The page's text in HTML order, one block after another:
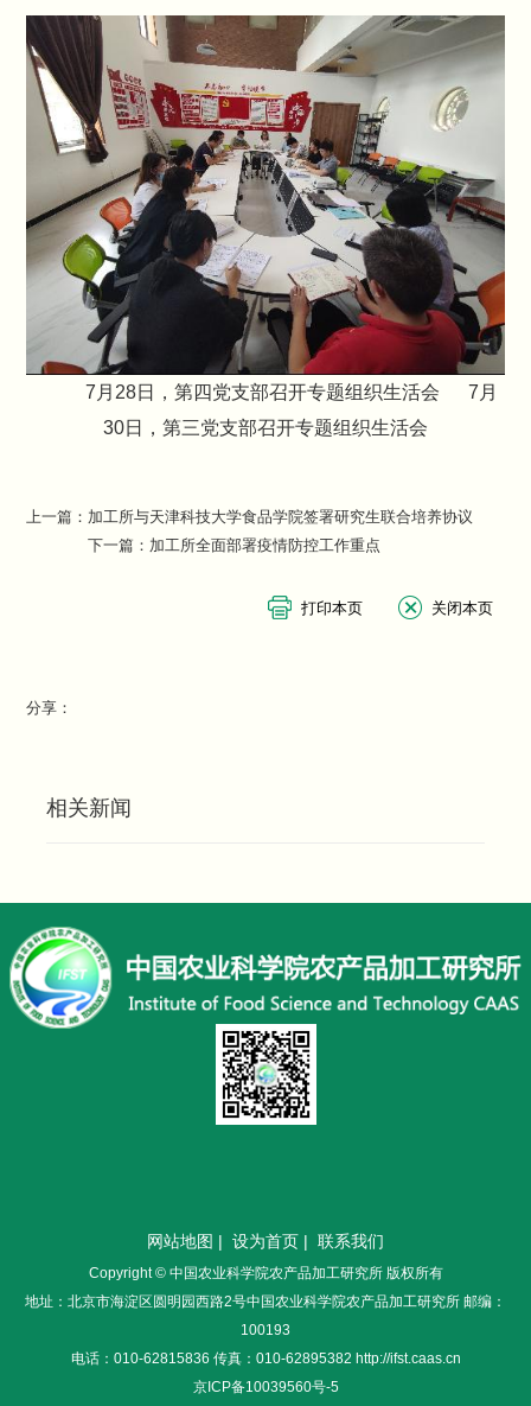
7月28日，第四党支部召开专题组织生活会 7月
30日，第三党支部召开专题组织生活会
上一篇： 加工所与天津科技大学食品学院签署研究生联合培养协议
下一篇： 加工所全面部署疫情防控工作重点
分享：
相关新闻
网站地图 | 设为首页 | 联系我们
Copyright © 中国农业科学院农产品加工研究所 版权所有
地址：北京市海淀区圆明园西路2号中国农业科学院农产品加工研究所 邮编：
100193
电话：010-62815836 传真：010-62895382 http://ifst.caas.cn
京ICP备10039560号-5